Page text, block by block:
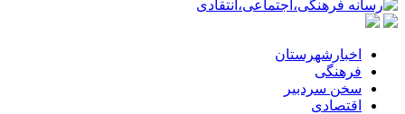
اخبارشهرستان
فرهنگی
سخن سردبیر
اقتصادی